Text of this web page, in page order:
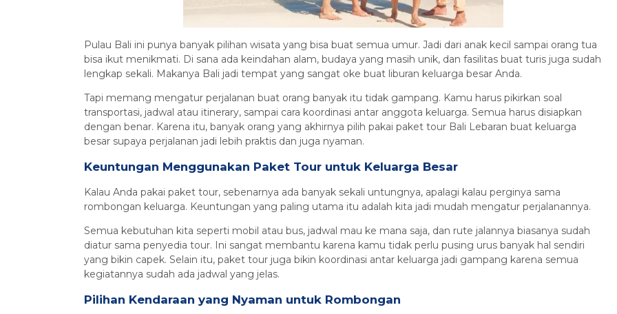
Pulau Bali ini punya banyak pilihan wisata yang bisa buat semua umur. Jadi dari anak kecil sampai orang tua
bisa ikut menikmati. Di sana ada keindahan alam, budaya yang masih unik, dan fasilitas buat turis juga sudah
lengkap sekali. Makanya Bali jadi tempat yang sangat oke buat liburan keluarga besar Anda.
Tapi memang mengatur perjalanan buat orang banyak itu tidak gampang. Kamu harus pikirkan soal
transportasi, jadwal atau itinerary, sampai cara koordinasi antar anggota keluarga. Semua harus disiapkan
dengan benar. Karena itu, banyak orang yang akhirnya pilih pakai paket tour Bali Lebaran buat keluarga
besar supaya perjalanan jadi lebih praktis dan juga nyaman.
Keuntungan Menggunakan Paket Tour untuk Keluarga Besar
Kalau Anda pakai paket tour, sebenarnya ada banyak sekali untungnya, apalagi kalau perginya sama
rombongan keluarga. Keuntungan yang paling utama itu adalah kita jadi mudah mengatur perjalanannya.
Semua kebutuhan kita seperti mobil atau bus, jadwal mau ke mana saja, dan rute jalannya biasanya sudah
diatur sama penyedia tour. Ini sangat membantu karena kamu tidak perlu pusing urus banyak hal sendiri
yang bikin capek. Selain itu, paket tour juga bikin koordinasi antar keluarga jadi gampang karena semua
kegiatannya sudah ada jadwal yang jelas.
Pilihan Kendaraan yang Nyaman untuk Rombongan